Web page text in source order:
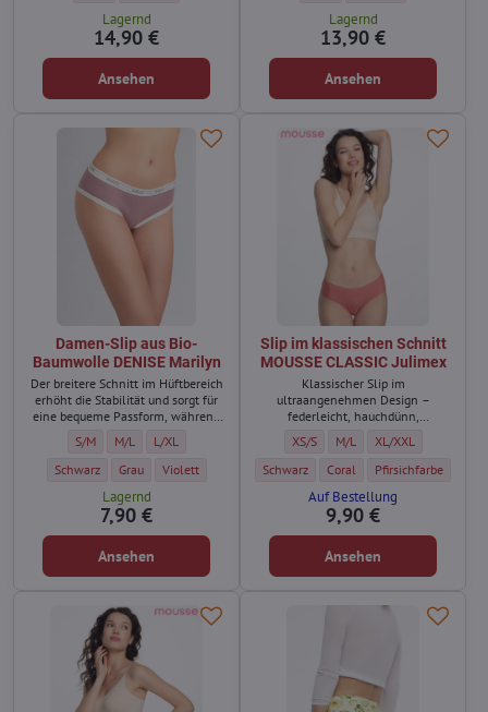
Lagernd
14,90 €
Ansehen
Lagernd
13,90 €
Ansehen
Damen-Slip aus Bio-
Baumwolle DENISE Marilyn
Der breitere Schnitt im Hüftbereich
erhöht die Stabilität und sorgt für
eine bequeme Passform, während
und an den Beinabschlüssen eng
am Körper anliegen, ohne
Damen-Slip aus Bio-Baumwolle DENISE Marilyn - Größe:
S/M Damen-Slip aus Bio-Baumwolle DENISE Marilyn - Größe:
M/L Damen-Slip aus Bio-Baumwolle DENISE Marilyn - Größe:
L/XL
Damen-Slip aus Bio-Baumwolle DENISE Marilyn - Farbe:
Schwarz Damen-Slip aus Bio-Baumwolle DENISE Marilyn - Farbe:
Grau Damen-Slip aus Bio-Baumwolle DENISE Marilyn - Farbe:
Violett
Lagernd
7,90 €
Ansehen
Slip im klassischen Schnitt
MOUSSE CLASSIC Julimex
Klassischer Slip im
ultraangenehmen Design –
federleicht, hauchdünn,
praktischen Lippenstiftgröße!
Slip im klassischen Schnitt
XS/S Slip im klassischen Schnitt
M/L Slip im klassischen
XL/XXL
Slip im klassischen Schnitt MOUSSE
Schwarz Slip im klassischen Schnitt
Coral Slip im klassischen
Pfirsichfarbe
Auf Bestellung
9,90 €
Ansehen